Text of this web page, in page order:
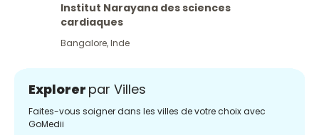
Institut Narayana des sciences
cardiaques
Bangalore,Inde
Explorer par Villes
Faites-vous soigner dans les villes de votre choix avec
GoMedii